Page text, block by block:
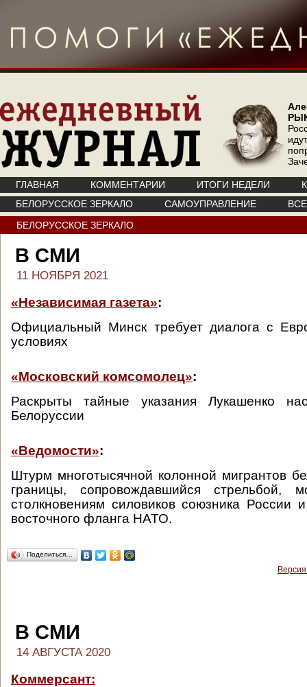
ГЛАВНАЯ КОММЕНТАРИИ ИТОГИ НЕДЕЛИ
БЕЛОРУССКОЕ ЗЕРКАЛО
САМОУПРАВЛЕНИЕ
БЕЛОРУССКОЕ ЗЕРКАЛО
В СМИ
11 НОЯБРЯ 2021
«Независимая газета»:
Официальный Минск требует диалога с
условиях
«Московский комсомолец»:
Раскрыты тайные указания Лукашенко
Белоруссии
«Ведомости»:
Штурм многотысячной колонной мигрантов
границы, сопровождавшийся стрельбой,
столкновениям силовиков союзника России
восточного фланга НАТО.
Поделиться…
В СМИ
14 АВГУСТА 2020
Коммерсант: